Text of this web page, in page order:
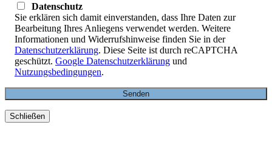
Datenschutz
Sie erklären sich damit einverstanden, dass Ihre Daten zur
Bearbeitung Ihres Anliegens verwendet werden. Weitere
Informationen und Widerrufshinweise finden Sie in der
Datenschutzerklärung. Diese Seite ist durch reCAPTCHA
geschützt. Google Datenschutzerklärung und
Nutzungsbedingungen.
Schließen